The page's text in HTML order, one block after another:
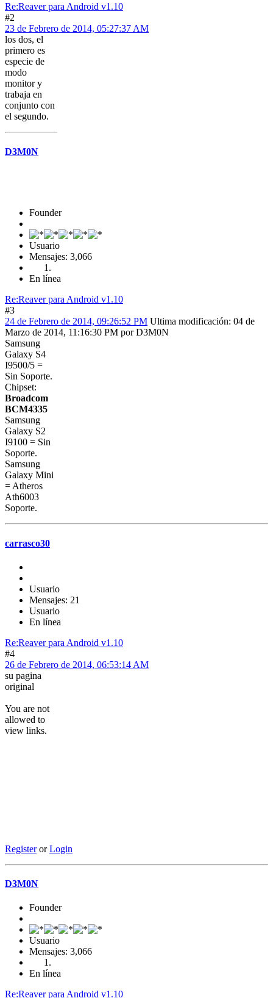
Re:Reaver para Android v1.10
#2
23 de Febrero de 2014, 05:27:37 AM
los dos, el
primero es
especie de
modo
monitor y
trabaja en
conjunto con
el segundo.
D3M0N
Founder
Usuario
Mensajes: 3,066
En línea
Re:Reaver para Android v1.10
#3
24 de Febrero de 2014, 09:26:52 PM Ultima modificación: 04 de
Marzo de 2014, 11:16:30 PM por D3M0N
Samsung
Galaxy S4
I9500/5 =
Sin Soporte.
Chipset:
Broadcom
BCM4335
Samsung
Galaxy S2
I9100 = Sin
Soporte.
Samsung
Galaxy Mini
= Atheros
Ath6003
Soporte.
carrasco30
Usuario
Mensajes: 21
Usuario
En línea
Re:Reaver para Android v1.10
#4
26 de Febrero de 2014, 06:53:14 AM
su pagina
original
You are not
allowed to
view links.
RegisterorLogin
D3M0N
Founder
Usuario
Mensajes: 3,066
En línea
Re:Reaver para Android v1.10